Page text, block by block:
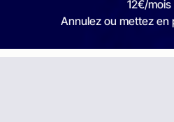
12€/
Annulez ou mettez en